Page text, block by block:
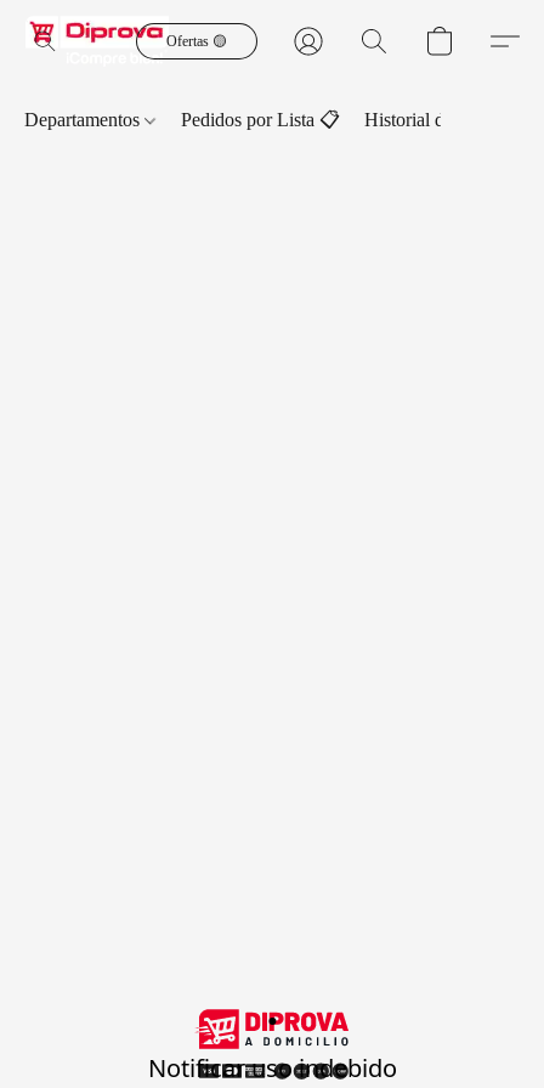
Ofertas 🟡
Departamentos Pedidos por Lista 📋 Historial de Pedidos
.
Notificar uso indebido